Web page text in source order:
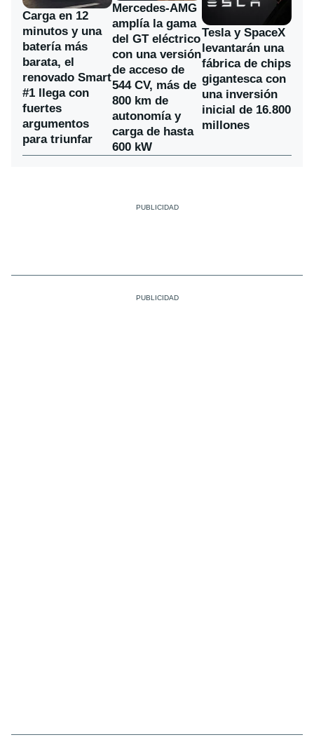
Carga en 12
minutos y una
batería más
barata, el
renovado Smart
#1 llega con
fuertes
argumentos
para triunfar
Mercedes-AMG
amplía la gama
del GT eléctrico
con una versión
de acceso de
544 CV, más de
800 km de
autonomía y
carga de hasta
600 kW
Tesla y SpaceX
levantarán una
fábrica de chips
gigantesca con
una inversión
inicial de 16.800
millones